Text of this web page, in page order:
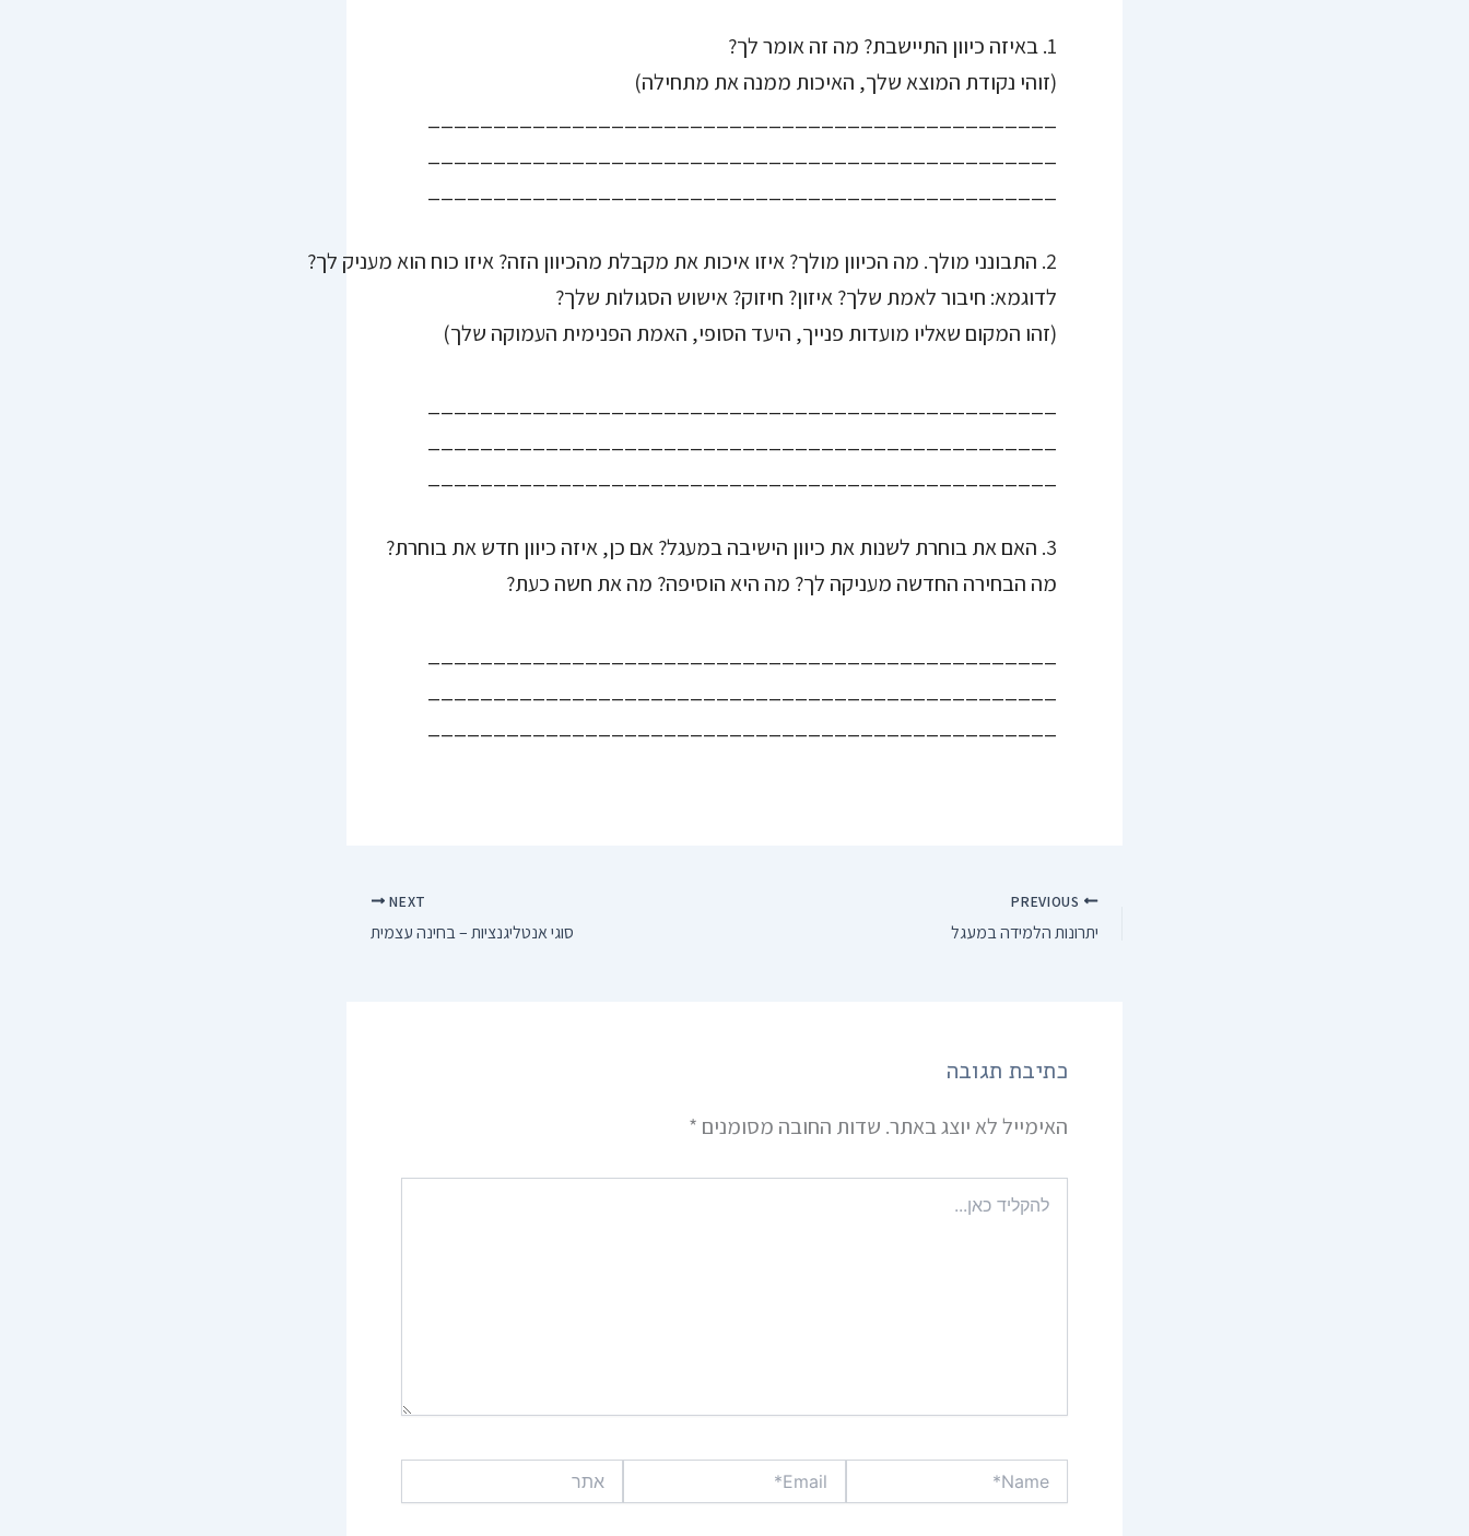
1. באיזה כיוון התיישבת? מה זה אומר לך?
(זוהי נקודת המוצא שלך, האיכות ממנה את מתחילה)
2. התבונני מולך. מה הכיוון מולך? איזו איכות את מקבלת מהכיוון הזה? איזו כוח הוא מעניק לך?
לדוגמא: חיבור לאמת שלך? איזון? חיזוק? אישוש הסגולות שלך?
(זהו המקום שאליו מועדות פנייך, היעד הסופי, האמת הפנימית העמוקה שלך)
3. האם את בוחרת לשנות את כיוון הישיבה במעגל? אם כן, איזה כיוון חדש את בוחרת?
מה הבחירה החדשה מעניקה לך? מה היא הוסיפה? מה את חשה כעת?
יתרונות הלמידה במעגל
NEXT
סוגי אנטליגנציות – בחינה עצמית
כתיבת תגובה
האימייל לא יוצג באתר. שדות החובה מסומנים *
כאן...